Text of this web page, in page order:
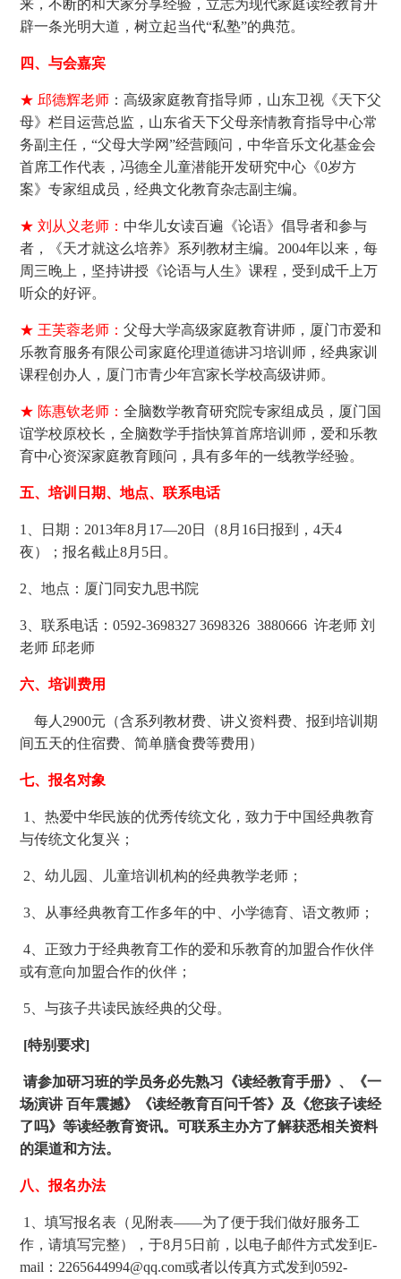
来，不断的和大家分享经验，立志为现代家庭读经教育开
辟一条光明大道，树立起当代“私塾”的典范。
四、与会嘉宾
★ 邱德辉老师 ：高级家庭教育指导师，山东卫视《天下父
母》栏目运营总监，山东省天下父母亲情教育指导中心常
务副主任，“父母大学网”经营顾问，中华音乐文化基金会
首席工作代表，冯德全儿童潜能开发研究中心《0岁方
案》专家组成员，经典文化教育杂志副主编。
★ 刘从义老师： 中华儿女读百遍《论语》倡导者和参与
者，《天才就这么培养》系列教材主编。2004年以来，每
周三晚上，坚持讲授《论语与人生》课程，受到成千上万
听众的好评。
★ 王芙蓉老师： 父母大学高级家庭教育讲师，厦门市爱和
乐教育服务有限公司家庭伦理道德讲习培训师，经典家训
课程创办人，厦门市青少年宫家长学校高级讲师。
★ 陈惠钦老师： 全脑数学教育研究院专家组成员，厦门国
谊学校原校长，全脑数学手指快算首席培训师，爱和乐教
育中心资深家庭教育顾问，具有多年的一线教学经验。
五、培训日期、地点、联系电话
1、日期：2013年8月17—20日（8月16日报到，4天4
夜）；报名截止8月5日。
2、地点：厦门同安九思书院
3、联系电话： 0592-3698327 3698326 3880666 许老师 刘
老师 邱老师
六、培训费用
每人2900元（含系列教材费、讲义资料费、报到培训期
间五天的住宿费、简单膳食费等费用）
七、报名对象
1、热爱中华民族的优秀传统文化，致力于中国经典教育
与传统文化复兴；
2、幼儿园、儿童培训机构的经典教学老师；
3、从事经典教育工作多年的中、小学德育、语文教师；
4、正致力于经典教育工作的爱和乐教育的加盟合作伙伴
或有意向加盟合作的伙伴；
5、与孩子共读民族经典的父母。
[特别要求]
请参加研习班的学员务必先熟习《读经教育手册》、《一
场演讲 百年震撼》《读经教育百问千答》及《您孩子读经
了吗》等读经教育资讯。可联系主办方了解获悉相关资料
的渠道和方法。
八、报名办法
1、填写报名表（见附表——为了便于我们做好服务工
作，请填写完整），于8月5日前，以电子邮件方式发到E-
mail：2265644994@qq.com或者以传真方式发到0592-